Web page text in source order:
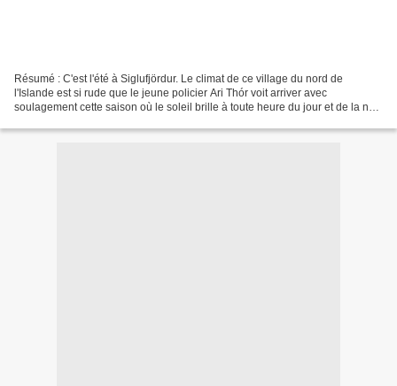
Résumé : C'est l'été à Siglufjördur. Le climat de ce village du nord de
l'Islande est si rude que le jeune policier Ari Thór voit arriver avec
soulagement cette saison où le soleil brille à toute heure du jour et de la nuit.